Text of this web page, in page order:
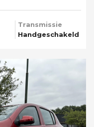
Transmissie
Handgeschakeld